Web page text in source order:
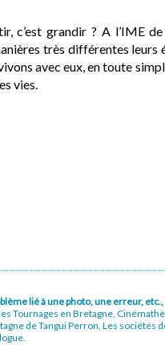
c’est grandir ? A l’IME
très différentes leurs
avec eux, en toute
vies.
lié à une photo, une erreur,
Tournages en Bretagne,
de Tangui Perron, Les sociétés